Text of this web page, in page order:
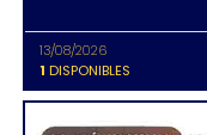
13/08/2026
1 DISPONIBLES